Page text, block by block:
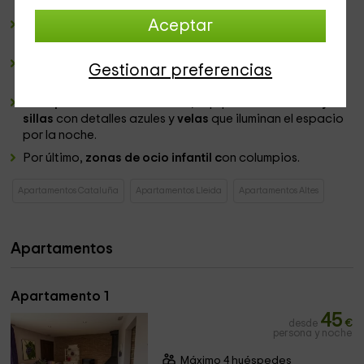
Aceptar
Gestionar preferencias
zona de barbacoascon mesas y sillas que abre las
vistas al jardín.
Una sala de juegoscon billar y futbolín para pasarlo en
sillas con detalles azules yvelas que iluminan el espacio
por la noche.
Por último, zonas de ocio infantil con columpios.
Apartamentos Cataluña Apartamentos Lleida Apartamentos Altes
Apartamentos
Apartamento 1
desde 45 €
persona y noche
Máximo 4 huéspedes